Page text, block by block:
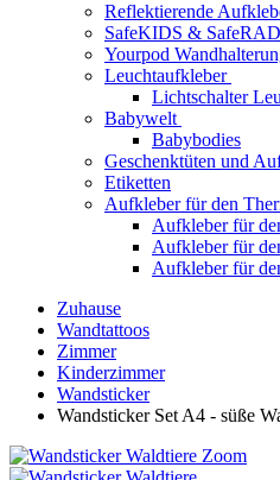
Reflektierende
SafeKIDS & SafeRAD
Yourpod
Leuchtaufkleber
Lichtschalter
Babywelt
Babybodies
Geschenktüten und
Etiketten
Aufkleber für den
Aufkleber für
Aufkleber für
Aufkleber für
Zuhause
Wandtattoos
Zimmer
Kinderzimmer
Wandsticker
Wandsticker Set A4 - süße
Zoom